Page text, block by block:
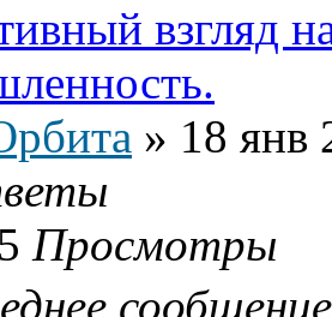
взгляд
» 18 янв
Просмотры